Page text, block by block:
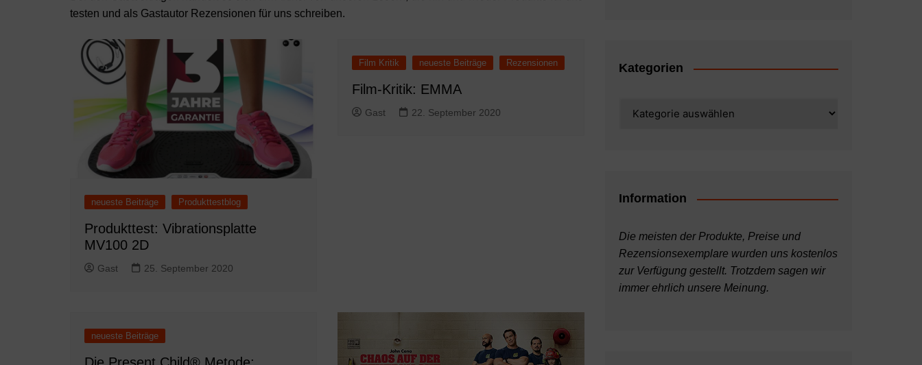
testen und als Gastautor Rezensionen für uns schreiben.
neueste Beiträge Produkttestblog
Produkttest: Vibrationsplatte
MV100 2D
Gast 25. September 2020
Film Kritik neueste Beiträge Rezensionen
Film-Kritik: EMMA
Gast 22. September 2020
neueste Beiträge
Die Present Child® Metode;
Kategorien
Information
Die meisten der Produkte, Preise und
Rezensionsexemplare wurden uns kostenlos
zur Verfügung gestellt. Trotzdem sagen wir
immer ehrlich unsere Meinung.